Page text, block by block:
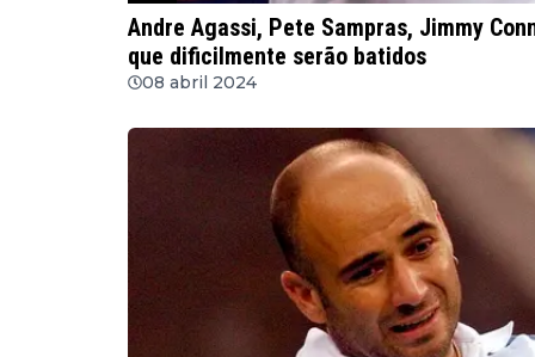
Andre Agassi, Pete Sampras, Jimmy
que dificilmente serão batidos
08 abril 2024